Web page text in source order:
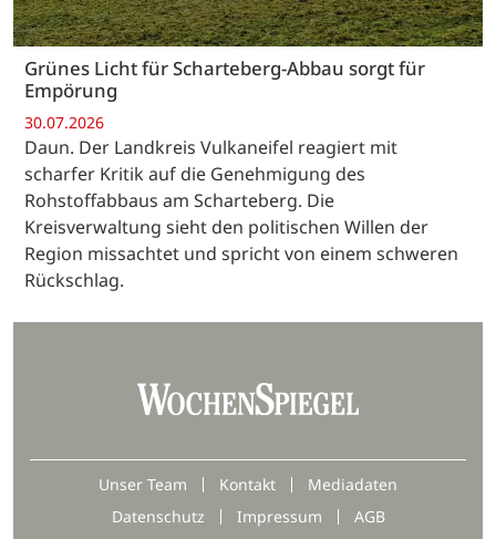
Grünes Licht für Scharteberg-Abbau sorgt für
Empörung
30.07.2026
Daun. Der Landkreis Vulkaneifel reagiert mit
scharfer Kritik auf die Genehmigung des
Rohstoffabbaus am Scharteberg. Die
Kreisverwaltung sieht den politischen Willen der
Region missachtet und spricht von einem schweren
Rückschlag.
Unser Team Kontakt
Mediadaten
Datenschutz
Impressum
AGB